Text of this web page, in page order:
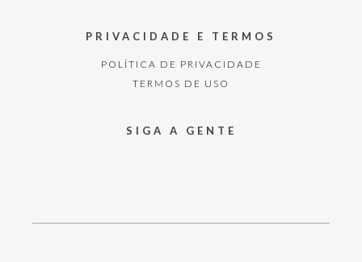
PRIVACIDADE E TERMOS
POLÍTICA DE PRIVACIDADE
TERMOS DE USO
SIGA A GENTE